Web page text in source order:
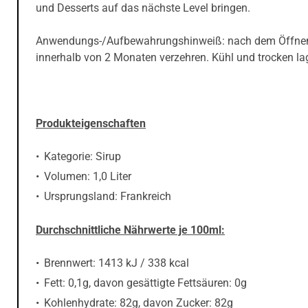
und Desserts auf das nächste Level bringen.
Anwendungs-/Aufbewahrungshinweiß: nach dem
innerhalb von 2 Monaten verzehren. Kühl und trocken
Produkteigenschaften
Kategorie: Sirup
Volumen: 1,0 Liter
Ursprungsland: ‎Frankreich
Durchschnittliche Nährwerte je 100ml:
Brennwert: 1413 kJ / 338 kcal
Fett: 0,1g, davon gesättigte Fettsäuren: 0g
Kohlenhydrate: 82g, davon Zucker: 82g